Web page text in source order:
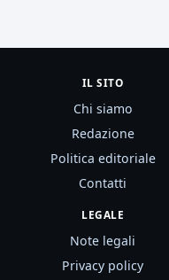
IL SITO
Chi siamo
Redazione
Politica editoriale
Contatti
LEGALE
Note legali
Privacy policy